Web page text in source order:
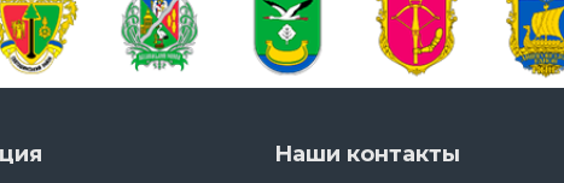
Наши контакты